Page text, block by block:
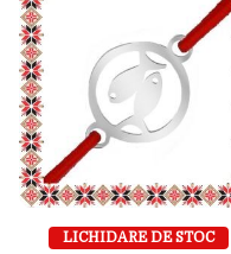
LICHIDARE DE STOC